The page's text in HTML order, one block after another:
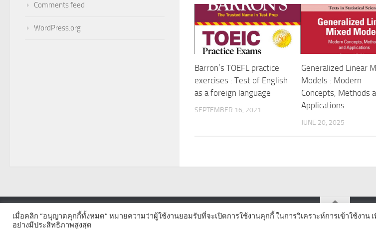
Barron’s TOEFL practice
exercises : Test of English
as a foreign language
SEPTEMBER 16, 2021
Generalized Linear
Models : Modern
Concepts, Methods
Applications
JUNE 20, 2025
Comments feed
WordPress.org
© 2026. All Rights Reserved.
เมื่อคลิก “อนุญาตคุกกี้ทั้งหมด” หมายความว่าผู้ใช้งานยอมรับที่จะเปิดการใช้งานคุกกี้ ในการวิเคราะห์การเข้าใช้งาน
อย่างมีประสิทธิภาพสูงสุด